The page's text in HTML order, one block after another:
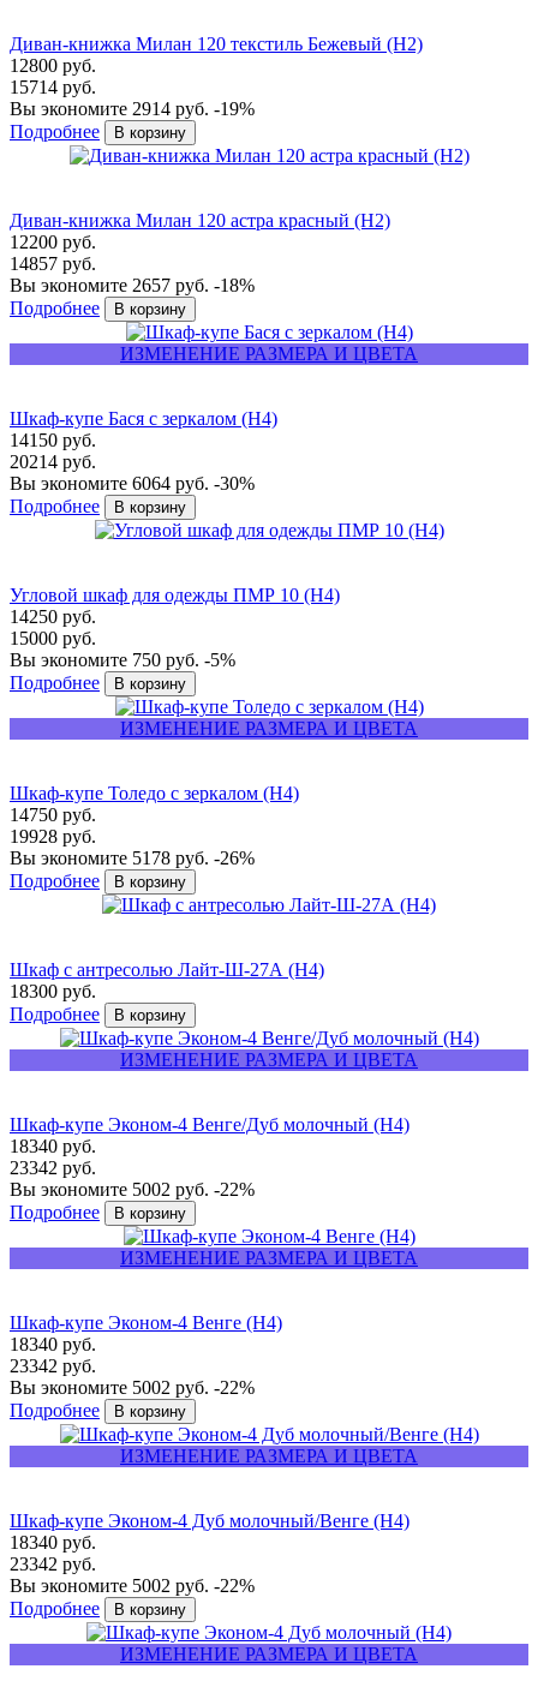
Диван-книжка Милан 120 текстиль Бежевый (H2)
12800 руб.
15714 руб.
Вы экономите 2914 руб. -19%
Подробнее
Диван-книжка Милан 120 астра красный (H2)
12200 руб.
14857 руб.
Вы экономите 2657 руб. -18%
Подробнее
ИЗМЕНЕНИЕ РАЗМЕРА И ЦВЕТА
Шкаф-купе Бася с зеркалом (Н4)
14150 руб.
20214 руб.
Вы экономите 6064 руб. -30%
Подробнее
Угловой шкаф для одежды ПМР 10 (Н4)
14250 руб.
15000 руб.
Вы экономите 750 руб. -5%
Подробнее
ИЗМЕНЕНИЕ РАЗМЕРА И ЦВЕТА
Шкаф-купе Толедо с зеркалом (Н4)
14750 руб.
19928 руб.
Вы экономите 5178 руб. -26%
Подробнее
Шкаф с антресолью Лайт-Ш-27А (Н4)
18300 руб.
Подробнее
ИЗМЕНЕНИЕ РАЗМЕРА И ЦВЕТА
Шкаф-купе Эконом-4 Венге/Дуб молочный (Н4)
18340 руб.
23342 руб.
Вы экономите 5002 руб. -22%
Подробнее
ИЗМЕНЕНИЕ РАЗМЕРА И ЦВЕТА
Шкаф-купе Эконом-4 Венге (Н4)
18340 руб.
23342 руб.
Вы экономите 5002 руб. -22%
Подробнее
ИЗМЕНЕНИЕ РАЗМЕРА И ЦВЕТА
Шкаф-купе Эконом-4 Дуб молочный/Венге (Н4)
18340 руб.
23342 руб.
Вы экономите 5002 руб. -22%
Подробнее
ИЗМЕНЕНИЕ РАЗМЕРА И ЦВЕТА